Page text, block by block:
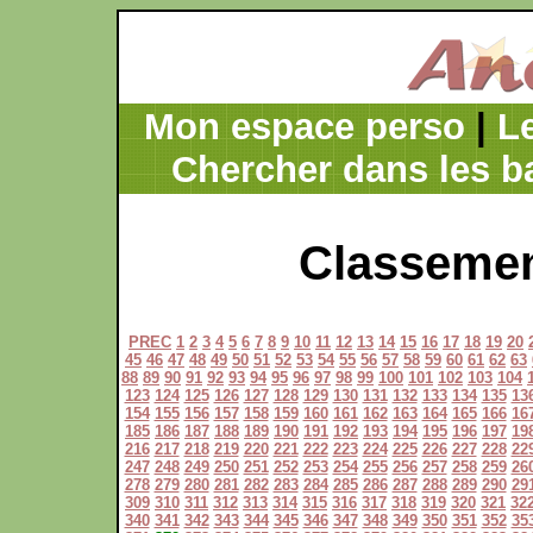
Mon espace perso
Chercher dans les
PREC 1 2 3 4 5 6 7 8 9 10 11 12 13 14 15 16 17 18 19 20
45 46 47 48 49 50 51 52 53 54 55 56 57 58 59 60 61 62 63
88 89 90 91 92 93 94 95 96 97 98 99 100 101 102 103 104
123 124 125 126 127 128 129 130 131 132 133 134 135
154 155 156 157 158 159 160 161 162 163 164 165 166
185 186 187 188 189 190 191 192 193 194 195 196 197
216 217 218 219 220 221 222 223 224 225 226 227 228
247 248 249 250 251 252 253 254 255 256 257 258 259
278 279 280 281 282 283 284 285 286 287 288 289 290
309 310 311 312 313 314 315 316 317 318 319 320 321
340 341 342 343 344 345 346 347 348 349 350 351 352